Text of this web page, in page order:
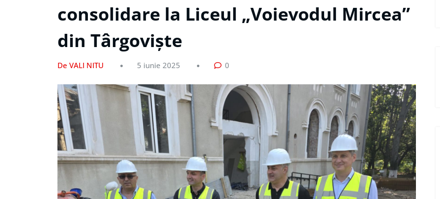
consolidare la Liceul „Voievodul Mircea”
din Târgoviște
De VALI NITU 5 iunie 2025 0